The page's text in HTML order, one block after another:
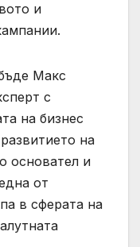
и
Макс
с
на бизнес
на
основател и
от
в сферата на